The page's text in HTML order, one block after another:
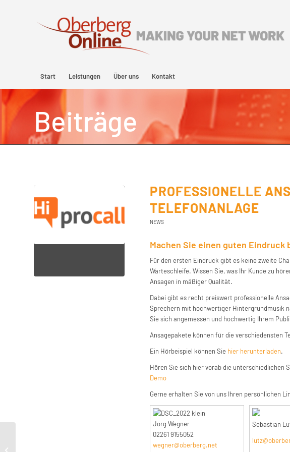
Start Leistungen Über uns Kontakt
Beiträge
PROFESSIONELLE
TELEFONANLAGE
NEWS
Machen Sie einen guten Eindruck
Für den ersten Eindruck gibt es keine zweite
Warteschleife. Wissen Sie, was Ihr Kunde zu
Ansagen in mäßiger Qualität.
Dabei gibt es recht preiswert professionelle
Sprechern mit hochwertiger Hintergrundmusik
Sie sich angemessen und hochwertig Ihrem
Ansagepakete können für die verschiedensten
Ein Hörbeispiel können Sie hier herunterladen.
Hören Sie sich hier vorab die unterschiedlichen
Demo
Gerne erhalten Sie von uns Ihren persönlichen
Jörg Wegner
02261 9155052
wegner@oberberg.net
Sebastian